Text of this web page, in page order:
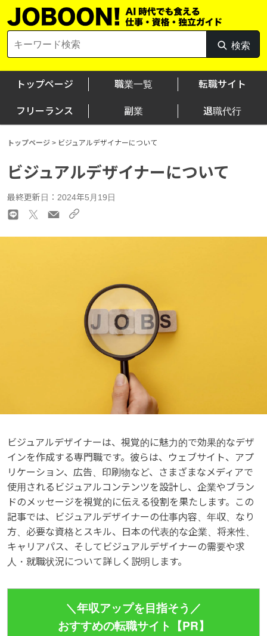
Skip
to
for:
検索
検
索
トップページ 職業一覧 転職サイト
フリーランス 副業 退職代行
トップページ > ビジュアルデザイナーについて
ビジュアルデザイナーについて
最終更新日：2024年5月19日
ビジュアルデザイナーは、視覚的に魅力的で効果的なデザ
インを作成する専門職です。彼らは、ウェブサイト、アプ
リケーション、広告、印刷物など、さまざまなメディアで
使用されるビジュアルコンテンツを設計し、企業やブラン
ドのメッセージを視覚的に伝える役割を果たします。この
記事では、ビジュアルデザイナーの仕事内容、年収、なり
方、必要な資格とスキル、日本の代表的な企業、将来性、
キャリアパス、そしてビジュアルデザイナーの需要や求
人・就職状況について詳しく説明します。
＼年収アップを目指そう／
おすすめの転職サイト【PR】